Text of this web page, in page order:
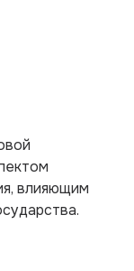
влияющим